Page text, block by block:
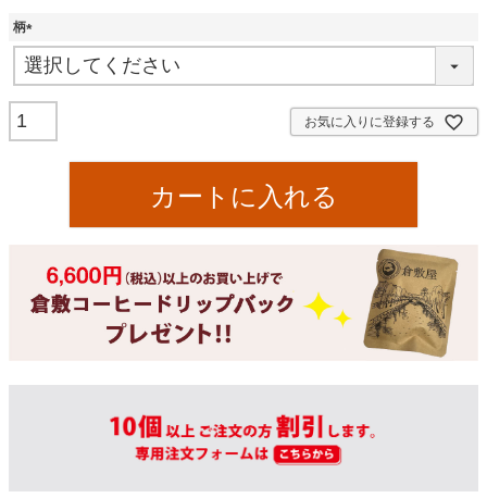
柄
(
必
須
お気に入りに登録する
カートに入れる